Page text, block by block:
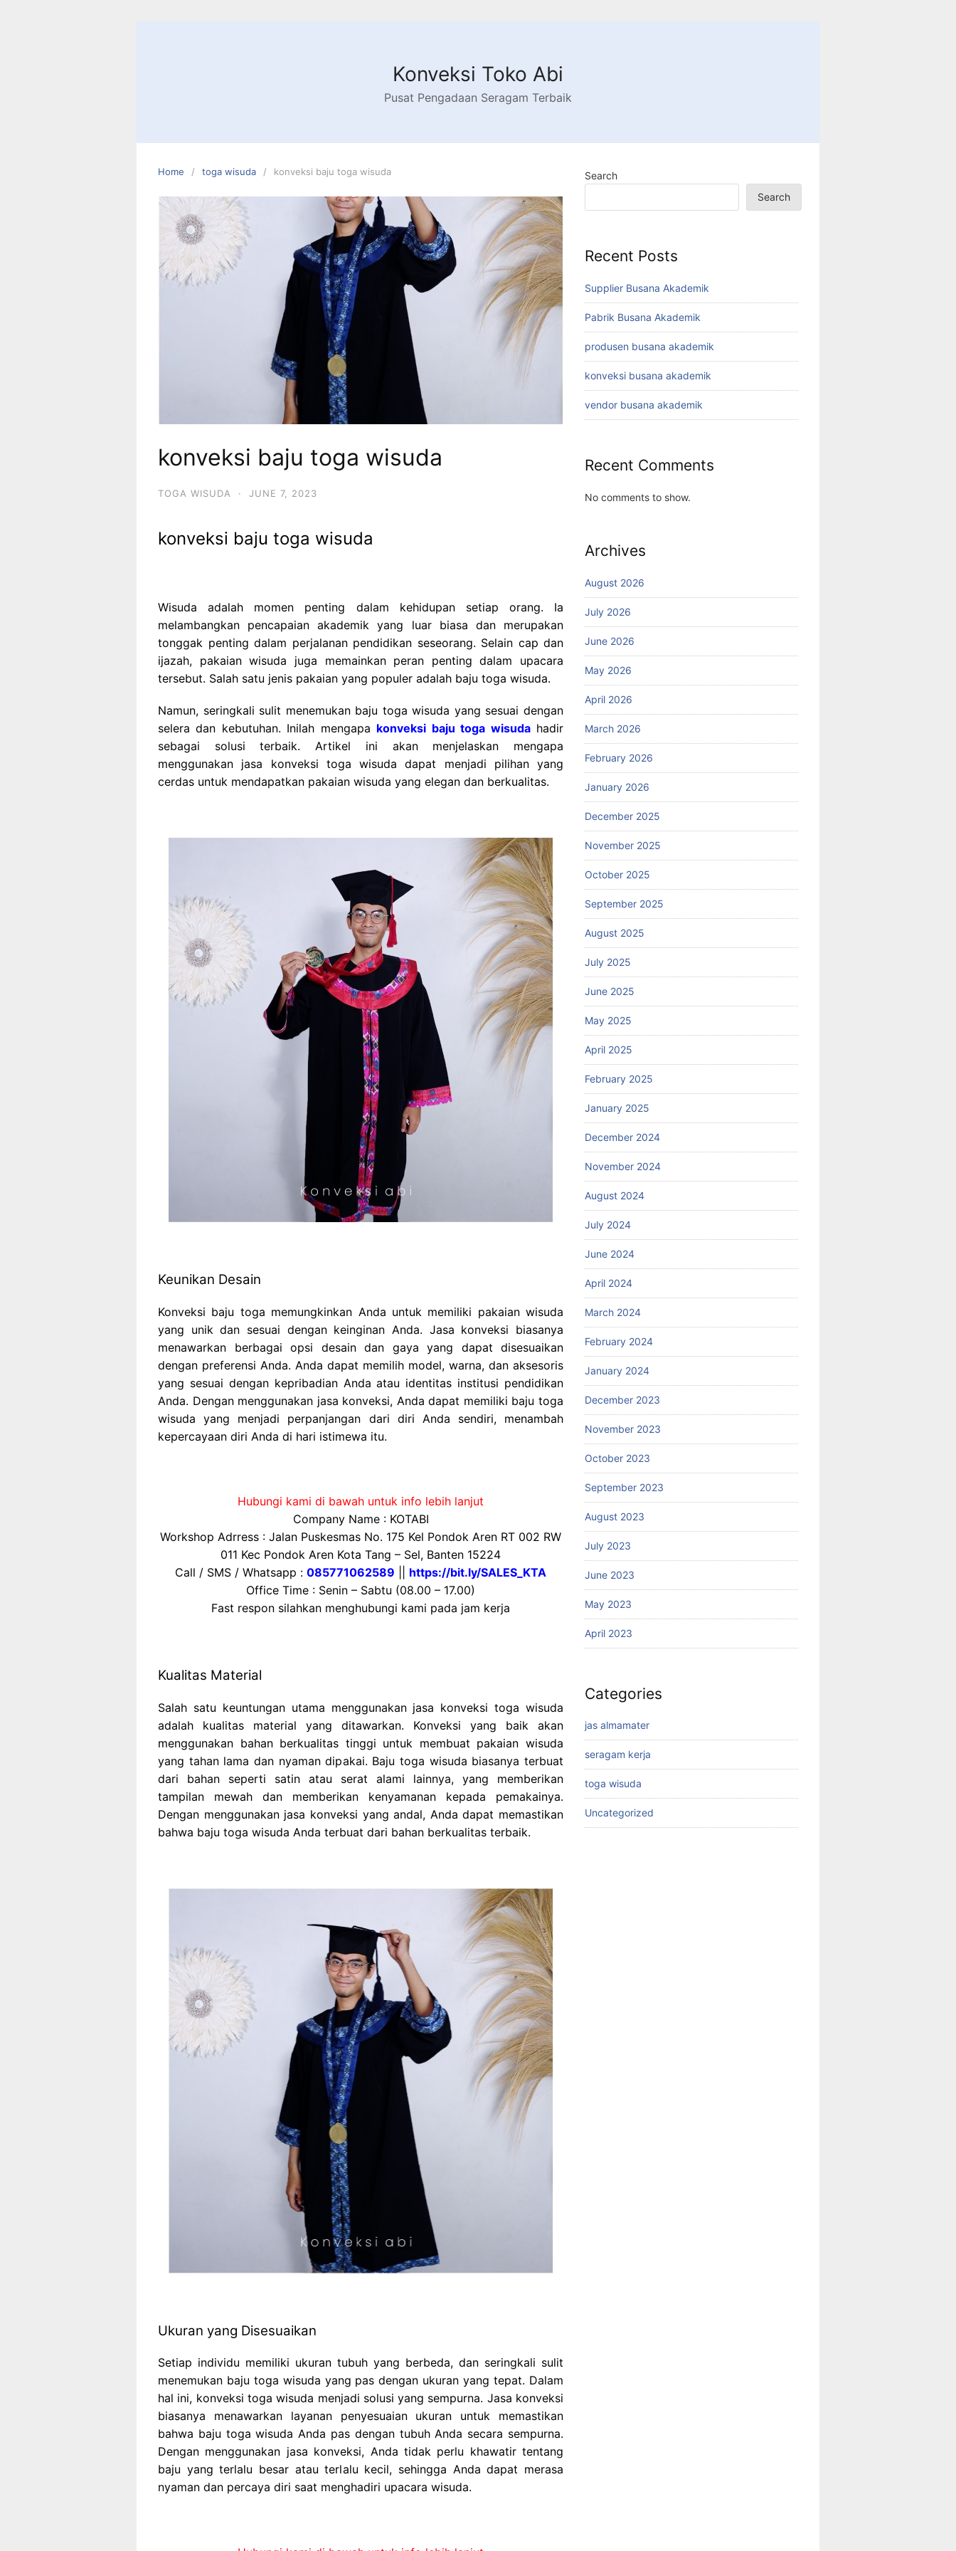
Konveksi Toko Abi
Pusat Pengadaan Seragam Terbaik
Home toga wisuda konveksi baju toga wisuda
konveksi baju toga wisuda
TOGA WISUDA · JUNE 7, 2023
konveksi baju toga wisuda
Wisuda adalah momen penting dalam kehidupan setiap orang. Ia
melambangkan pencapaian akademik yang luar biasa dan merupakan
tonggak penting dalam perjalanan pendidikan seseorang. Selain cap dan
ijazah, pakaian wisuda juga memainkan peran penting dalam upacara
tersebut. Salah satu jenis pakaian yang populer adalah baju toga wisuda.
Namun, seringkali sulit menemukan baju toga wisuda yang sesuai dengan
selera dan kebutuhan. Inilah mengapa konveksi baju toga wisudahadir
sebagai solusi terbaik. Artikel ini akan menjelaskan mengapa
menggunakan jasa konveksi toga wisuda dapat menjadi pilihan yang
cerdas untuk mendapatkan pakaian wisuda yang elegan dan berkualitas.
Keunikan Desain
Konveksi baju toga memungkinkan Anda untuk memiliki pakaian wisuda
yang unik dan sesuai dengan keinginan Anda. Jasa konveksi biasanya
menawarkan berbagai opsi desain dan gaya yang dapat disesuaikan
dengan preferensi Anda. Anda dapat memilih model, warna, dan aksesoris
yang sesuai dengan kepribadian Anda atau identitas institusi pendidikan
Anda. Dengan menggunakan jasa konveksi, Anda dapat memiliki baju toga
wisuda yang menjadi perpanjangan dari diri Anda sendiri, menambah
kepercayaan diri Anda di hari istimewa itu.
Hubungi kami di bawah untuk info lebih lanjut
Company Name : KOTABI
Workshop Adrress : Jalan Puskesmas No. 175 Kel Pondok Aren RT 002 RW
011 Kec Pondok Aren Kota Tang – Sel, Banten 15224
Call / SMS / Whatsapp : 085771062589
https://bit.ly/SALES_KTA
Office Time : Senin – Sabtu (08.00 – 17.00)
Fast respon silahkan menghubungi kami pada jam kerja
Kualitas Material
Salah satu keuntungan utama menggunakan jasa konveksi toga wisuda
adalah kualitas material yang ditawarkan. Konveksi yang baik akan
menggunakan bahan berkualitas tinggi untuk membuat pakaian wisuda
yang tahan lama dan nyaman dipakai. Baju toga wisuda biasanya terbuat
dari bahan seperti satin atau serat alami lainnya, yang memberikan
tampilan mewah dan memberikan kenyamanan kepada pemakainya.
Dengan menggunakan jasa konveksi yang andal, Anda dapat memastikan
bahwa baju toga wisuda Anda terbuat dari bahan berkualitas terbaik.
Ukuran yang Disesuaikan
Setiap individu memiliki ukuran tubuh yang berbeda, dan seringkali sulit
menemukan baju toga wisuda yang pas dengan ukuran yang tepat. Dalam
hal ini, konveksi toga wisuda menjadi solusi yang sempurna. Jasa konveksi
biasanya menawarkan layanan penyesuaian ukuran untuk memastikan
bahwa baju toga wisuda Anda pas dengan tubuh Anda secara sempurna.
Dengan menggunakan jasa konveksi, Anda tidak perlu khawatir tentang
baju yang terlalu besar atau terlalu kecil, sehingga Anda dapat merasa
nyaman dan percaya diri saat menghadiri upacara wisuda.
Search
Search
Recent Posts
Supplier Busana Akademik
Pabrik Busana Akademik
produsen busana akademik
konveksi busana akademik
vendor busana akademik
Recent Comments
No comments to show.
Archives
August 2026
July 2026
June 2026
May 2026
April 2026
March 2026
February 2026
January 2026
December 2025
November 2025
October 2025
September 2025
August 2025
July 2025
June 2025
May 2025
April 2025
February 2025
January 2025
December 2024
November 2024
August 2024
July 2024
June 2024
April 2024
March 2024
February 2024
January 2024
December 2023
November 2023
October 2023
September 2023
August 2023
July 2023
June 2023
May 2023
April 2023
Categories
jas almamater
seragam kerja
toga wisuda
Uncategorized